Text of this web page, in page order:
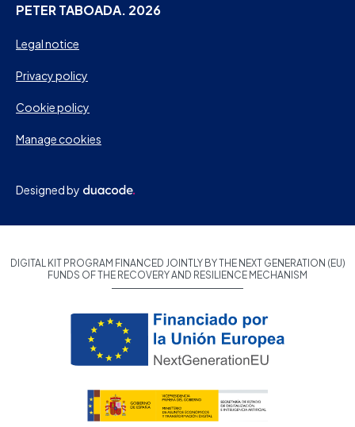
PETER TABOADA. 2026
Legal notice
Privacy policy
Cookie policy
Manage cookies
Designed by
DIGITAL KIT PROGRAM FINANCED JOINTLY BY THE NEXT GENERATION (EU)
FUNDS OF THE RECOVERY AND RESILIENCE MECHANISM